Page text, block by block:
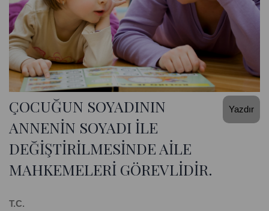
Yazdır
ÇOCUĞUN SOYADININ
ANNENİN SOYADI İLE
DEĞİŞTİRİLMESİNDE AİLE
MAHKEMELERİ GÖREVLİDİR.
T.C.